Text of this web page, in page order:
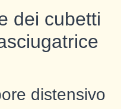
dei cubetti
distensivo